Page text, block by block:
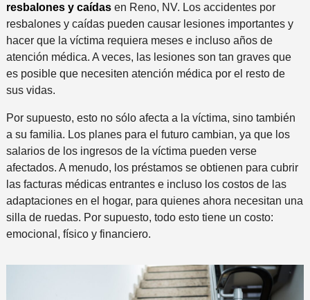
resbalones y caídasen Reno, NV. Los accidentes por
resbalones y caídas pueden causar lesiones importantes y
hacer que la víctima requiera meses e incluso años de
atención médica. A veces, las lesiones son tan graves que
es posible que necesiten atención médica por el resto de
sus vidas.
Por supuesto, esto no sólo afecta a la víctima, sino también
a su familia. Los planes para el futuro cambian, ya que los
salarios de los ingresos de la víctima pueden verse
afectados. A menudo, los préstamos se obtienen para cubrir
las facturas médicas entrantes e incluso los costos de las
adaptaciones en el hogar, para quienes ahora necesitan una
silla de ruedas. Por supuesto, todo esto tiene un costo:
emocional, físico y financiero.